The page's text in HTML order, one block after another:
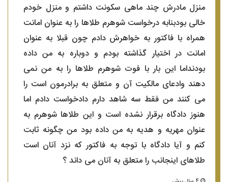
منزل مادرش چند ماهی سکونت داشتم و منزل خودم
خالی بودبنابه درخواست شوهرم طلاها را به عنوان امانت
همراه با فاکتور به خواهرش دادم چون قبلا به عنوان
امانت در اختیار گذاشته بودم و دوباره به من داده
بودنداما این بار با فوت شوهرم طلاها را به من نمی
دهند وادعای مالکیت آن و متعلق به برادرمون است را
می کنند من فقط سه شاهد دارم دادخواست دادم اما
هنوز دادگاه برقرار نشده است و این طلاها شوهرم به
عنوان مهریه و هدیه به من داده بود من چگونه ثابت
کنم و آیا دادگاه با توجه به فاکتور که نزد آنان است
طلاهای اینجانب را متعلق به آنان می داند ؟